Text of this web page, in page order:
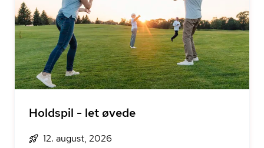
Holdspil - let øvede
12. august, 2026